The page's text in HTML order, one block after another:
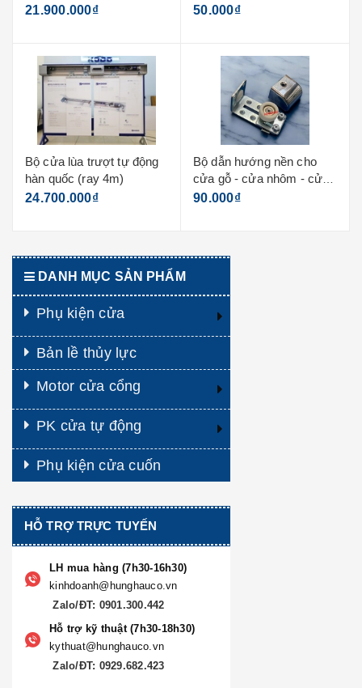
50.000₫
Bộ dẫn hướng nền cho
cửa gỗ - cửa nhôm - cửa
kính
90.000₫
940.000₫
Sensor mở cửa loại dài
(tq)
990.000₫
DANH MỤC SẢN PHẨM
Phụ kiện cửa
Bản lề thủy lực
Motor cửa cổng
PK cửa tự động
Phụ kiện cửa cuốn
HỖ TRỢ TRỰC TUYẾN
LH mua hàng (7h30-16h30)
kinhdoanh@hunghauco.vn
Zalo/ĐT: 0901.300.442
Hỗ trợ kỹ thuật (7h30-18h30)
kythuat@hunghauco.vn
Zalo/ĐT: 0929.682.423